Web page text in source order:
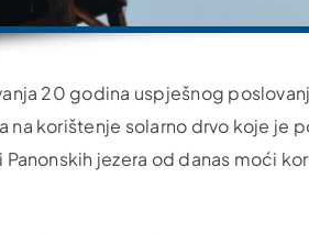
20 godina uspješnog
na korištenje solarno drvo koje je
jezera od danas moći